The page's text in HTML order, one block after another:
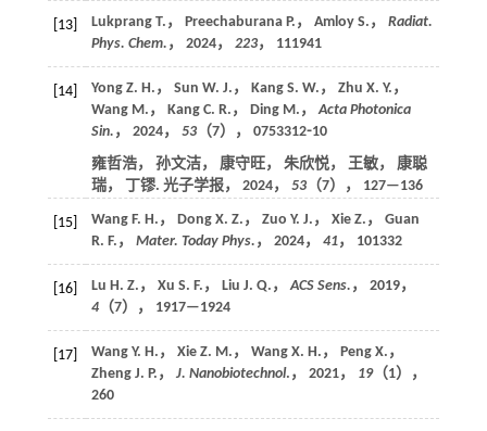
[13] Lukprang T.， Preechaburana P.， Amloy S.， Radiat.
Phys. Chem. ， 2024， 223， 111941
[14]
Yong Z. H.， Sun W. J.， Kang S. W.， Zhu X. Y.，
Wang M.， Kang C. R.， Ding M.，Acta Photonica
Sin. ， 2024， 53（7）， 0753312⁃10
雍哲浩， 孙文洁， 康守旺， 朱欣悦， 王敏， 康聪
瑞， 丁镠. 光子学报， 2024， 53（7）， 127—136
[15]
Wang F. H.， Dong X. Z.， Zuo Y. J.， Xie Z.， Guan
R. F.， Mater. Today Phys. ， 2024， 41， 101332
[16] Lu H. Z.， Xu S. F.， Liu J. Q.，ACS Sens. ， 2019，
4（7）， 1917—1924
[17]
Wang Y. H.， Xie Z. M.， Wang X. H.， Peng X.，
Zheng J. P.， J. Nanobiotechnol.， 2021， 19（1），
260